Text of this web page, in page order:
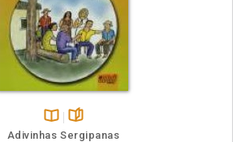
Disponível
páginas
Adivinhas Sergipanas